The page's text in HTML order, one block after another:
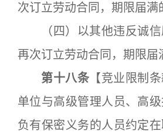
次订立劳动合同，期限届满
（四）以其他违反诚信
再次订立劳动合同，期限届
第十八条 【竞业限制
单位与高级管理人员、高
负有保密义务的人员约定